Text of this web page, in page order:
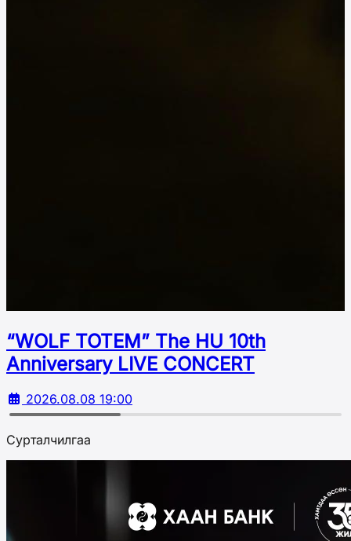
“WOLF TOTEM” The HU 10th
Аnniversary LIVE CONCERT
2026.08.08 19:00
Сурталчилгаа